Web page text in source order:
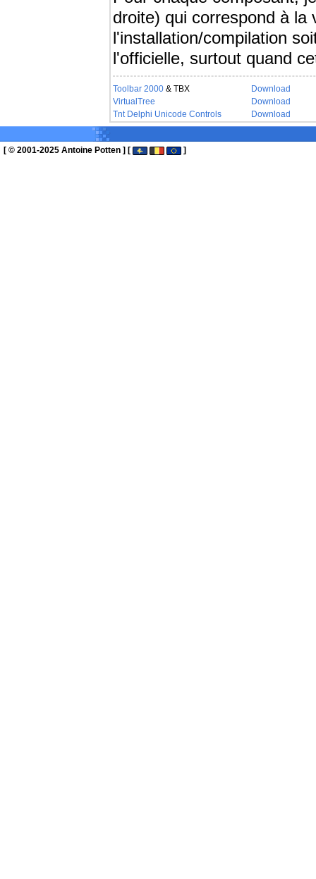
droite) qui correspond à la
l'installation/compilation
l'officielle, surtout quand
Toolbar 2000 & TBX
Download
VirtualTree
Download
Tnt Delphi Unicode Controls
Download
[ © 2001-2025 Antoine Potten ] [ ]